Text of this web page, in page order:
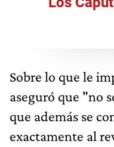
Sobre lo que le
aseguró que "no
que además se
exactamente al